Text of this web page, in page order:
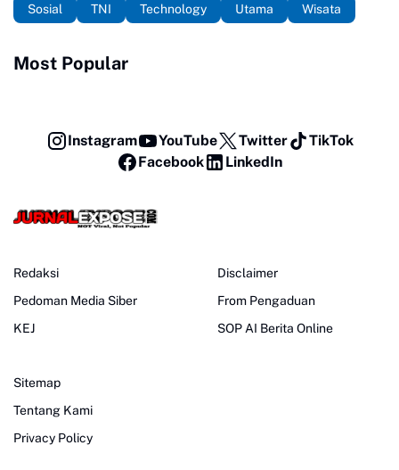
Sosial
TNI Technology Utama Wisata
Most Popular
Instagram YouTube Twitter
TikTok
Facebook
LinkedIn
Redaksi
Pedoman Media Siber
KEJ
Disclaimer
From Pengaduan
SOP AI Berita Online
Sitemap
Tentang Kami
Privacy Policy